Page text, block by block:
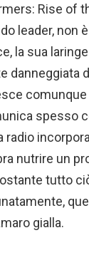
Rise of
leader, non
la sua
danneggiata
spesso
radio
nutrire un
tutto
gialla.